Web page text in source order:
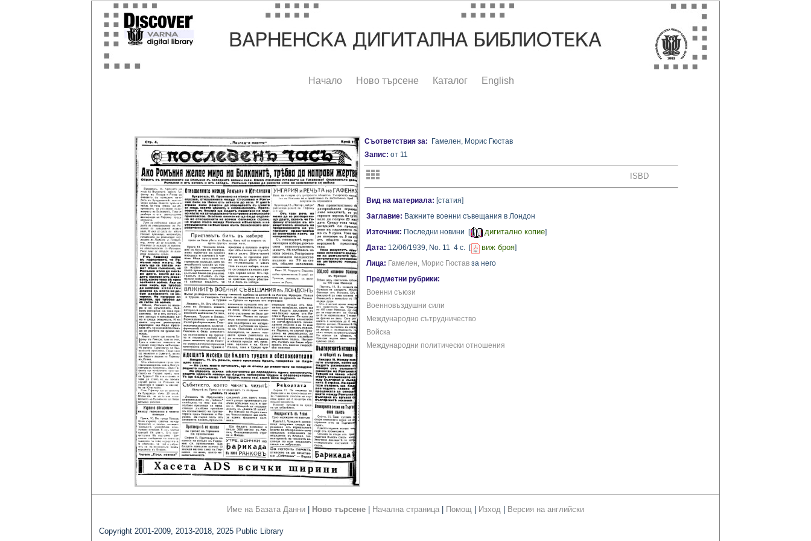
Начало Ново търсене Каталог English
Съответствия за: Гамелен, Морис Гюстав
Запис: от 11
ISBD
Вид на материала: [статия]
Заглавие: Важните военни съвещания в Лондон
Източник: Последни новини [ дигитално копие]
Дата: 12/06/1939, No. 11 4 с. [ виж броя]
Лица: Гамелен, Морис Гюстав за него
Предметни рубрики:
Военни съюзи
Военновъздушни сили
Международно сътрудничество
Войска
Международни политически отношения
Име на Базата Данни Ново търсене Начална страница Помощ Изход Версия на английски
Copyright 2001-2009, 2013-2018, 2025 Public Library